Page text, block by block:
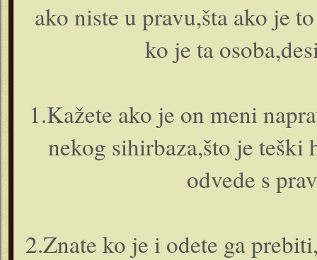
ako niste u pravu,šta ako je
ko je ta
1.Kažete ako je on meni
nekog sihirbaza,što je teški
odvede s
2.Znate ko je i odete ga